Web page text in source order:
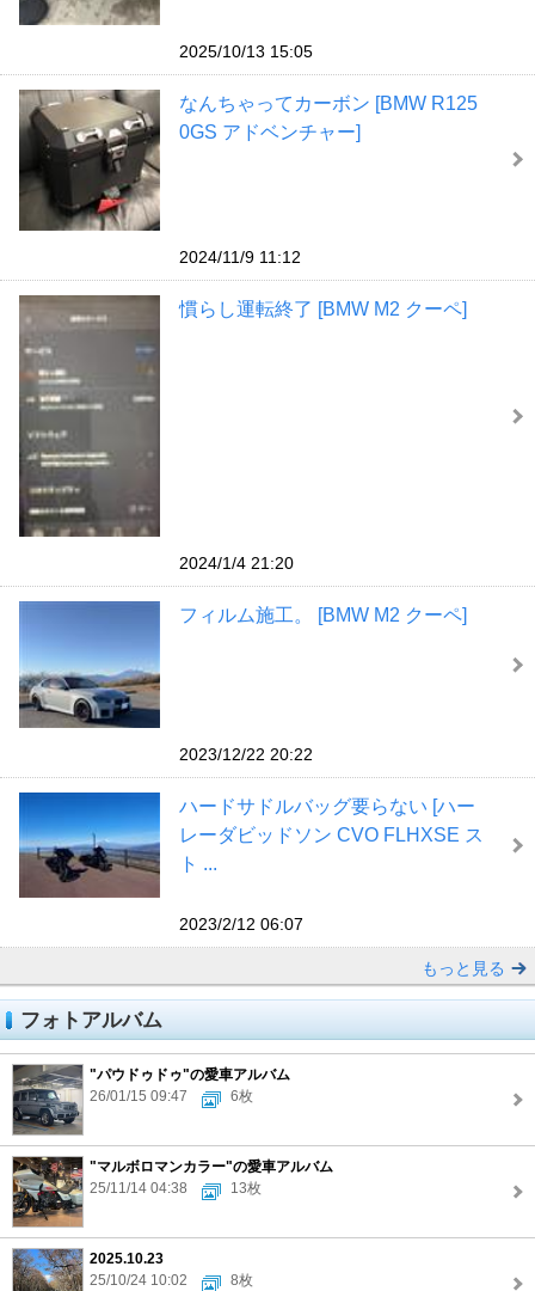
2025/10/13 15:05
なんちゃってカーボン [BMW R125
0GS アドベンチャー]
2024/11/9 11:12
慣らし運転終了 [BMW M2 クーペ]
2024/1/4 21:20
フィルム施工。 [BMW M2 クーペ]
2023/12/22 20:22
ハードサドルバッグ要らない [ハー
レーダビッドソン CVO FLHXSE ス
ト ...
2023/2/12 06:07
もっと見る
フォトアルバム
"パウドゥドゥ"の愛車アルバム
26/01/15 09:47
6枚
"マルボロマンカラー"の愛車アルバム
25/11/14 04:38
13枚
2025.10.23
25/10/24 10:02
8枚